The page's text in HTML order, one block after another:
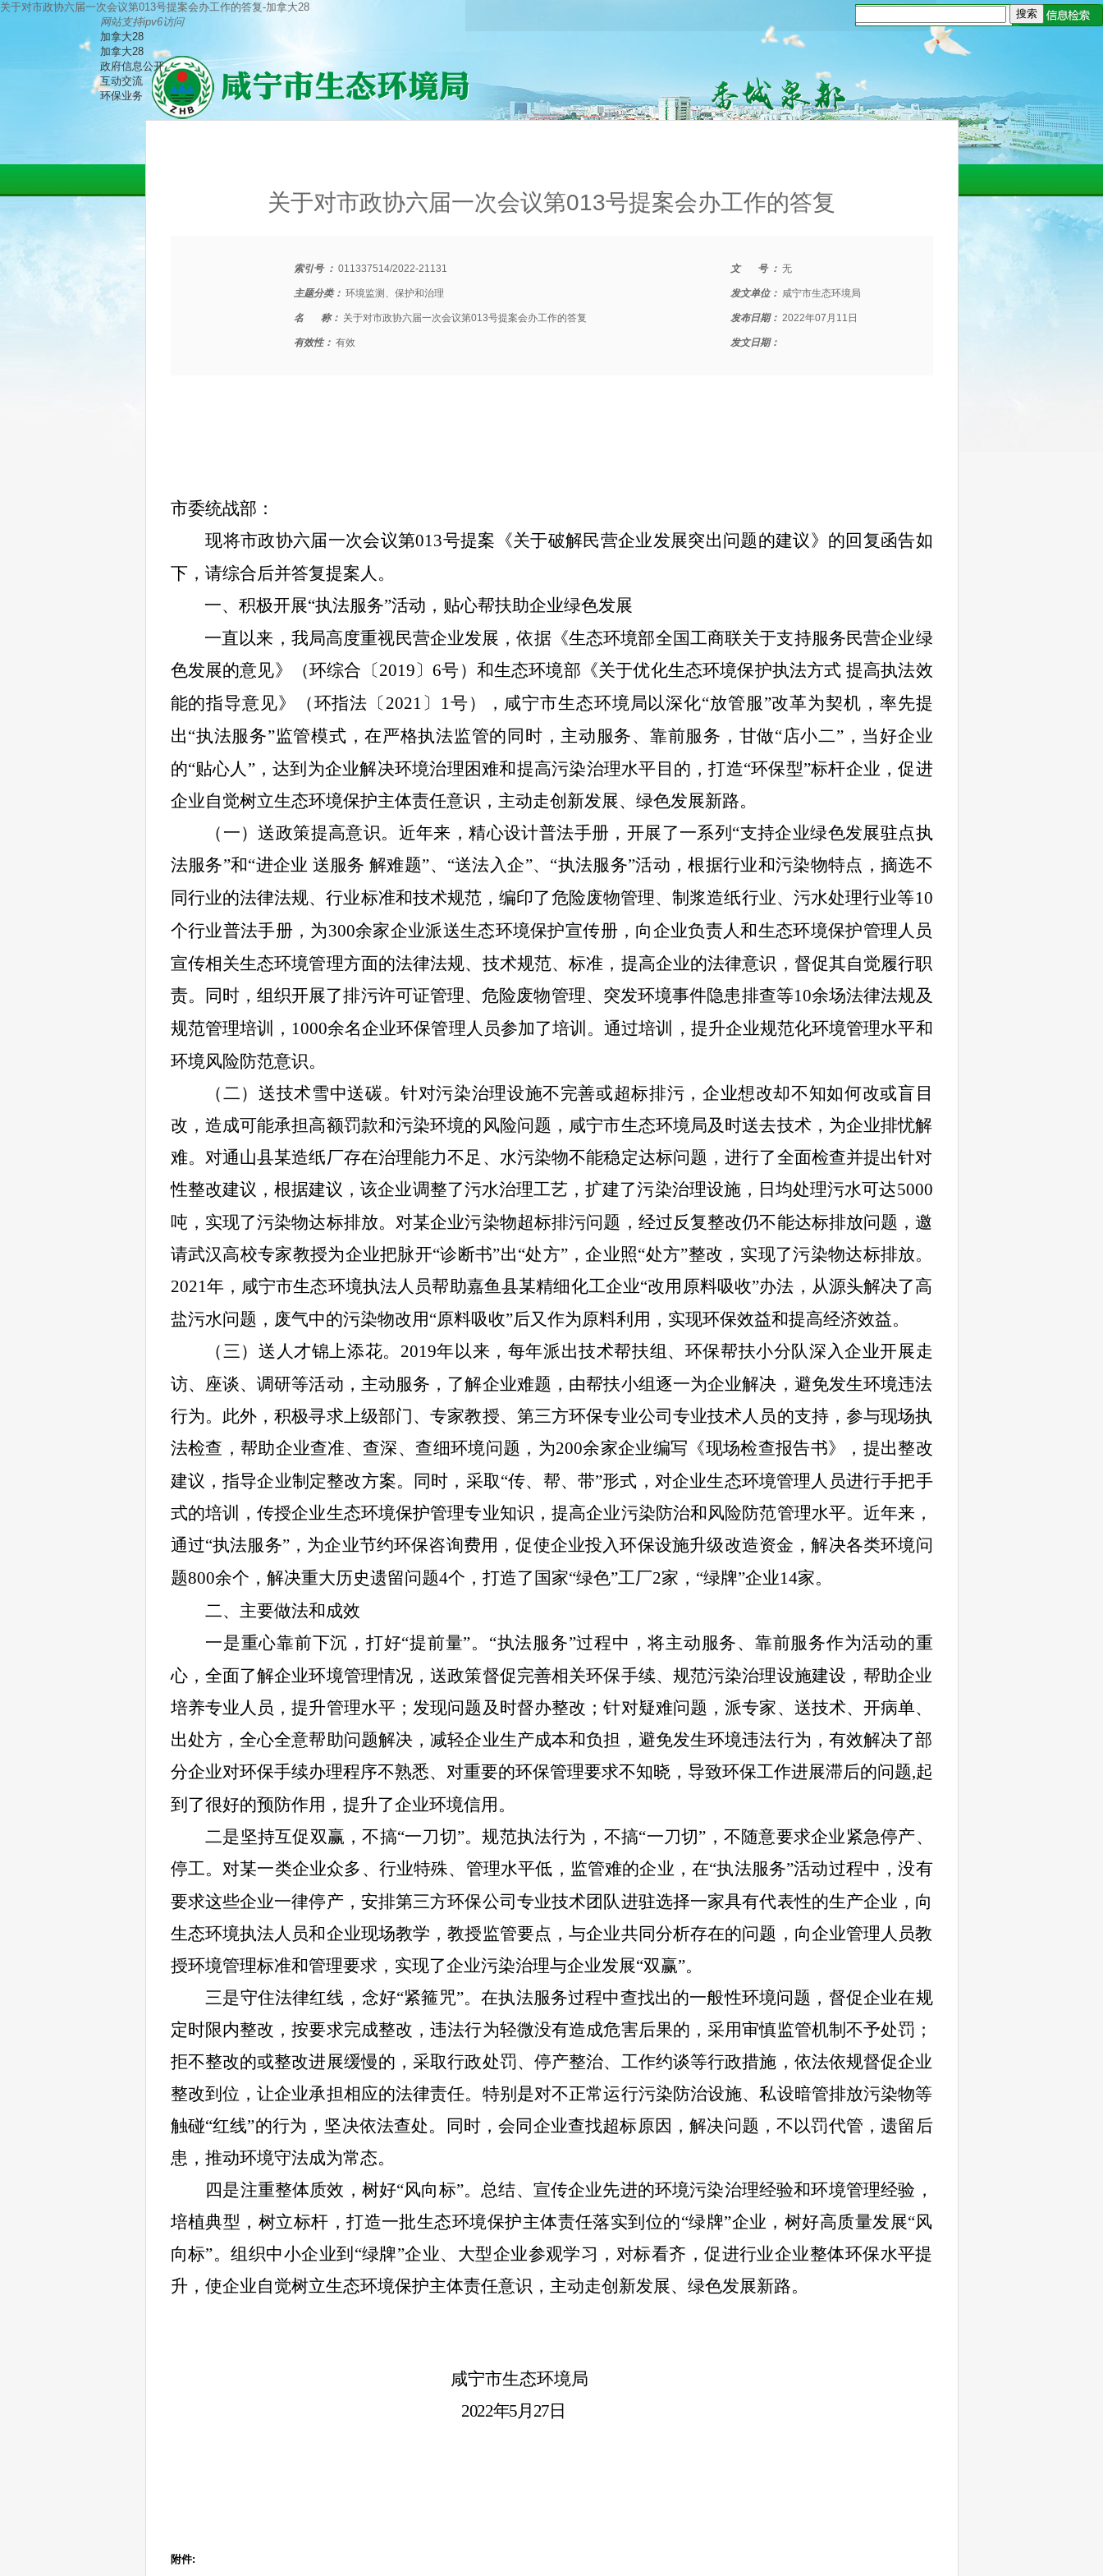
关于对市政协六届一次会议第013号提案会办工作的答复-加拿大28
网站支持ipv6访问
加拿大28
加拿大28
政府信息公开
互动交流
环保业务
关于对市政协六届一次会议第013号提案会办工作的答复
索引号 ： 011337514/2022-21131 文 号 ： 无
主题分类： 环境监测、保护和治理 发文单位： 咸宁市生态环境局
名 称： 关于对市政协六届一次会议第013号提案会办工作的答复 发布日期： 2022年07月11日
有效性： 有效 发文日期：
市委统战部 ：
现将市政协六届一次会议第013号提案《关于破解民营企业发展突出问题的建议》的回复函告如
下，请综合后并答复提案人。
一、积极开展“执法服务”活动，贴心帮扶助企业绿色发展
一直以来， 我局高度重视民营企业发展，依据《生态环境部全国工商联关于支持服务民营企业绿
色发展的意见》（环综合〔2019〕 6号） 和生态环境部《关于优化生态环境保护执法方式 提高执法效
能的指导意见》（环指法〔 2021 〕 1号） ， 咸宁市生态环境局以深化“放管服”改革为契机，率先提
出“执法服务”监管模式，在严格执法监管的同时，主动服务、靠前服务，甘做“店小二”，当好企业
的“贴心人”，达到为企业解决环境治理困难和提高污染治理水平目的 ，打造“环保型”标杆企业，促进
企业自觉树立生态环境保护主体责任意识，主动走创新发展、绿色发展新路。
（一）送政策提高意识。 近年来，精心设计普法手册，开展了一系列“支持企业绿色发展驻点执
法服务”和“进企业 送服务 解难题”、“送法入企”、“执法服务”活动，根据行业和污染物特点，摘选不
同行业的法律法规、行业标准和技术规范，编印了危险废物管理、制浆造纸行业、污水处理行业等10
个行业普法手册，为300余家企业派送生态环境保护宣传册，向企业负责人和生态环境保护管理人员
宣传相关生态环境管理方面的法律法规、技术规范、标准，提高企业的法律意识，督促其自觉履行职
责。同时，组织开展了排污许可证管理、危险废物管理、突发环境事件隐患排查等10余场法律法规及
规范管理培训， 1000余名企业环保管理人员参加了培训。通过培训，提升企业规范化环境管理水平和
环境风险防范意识。
（二）送技术雪中送碳。针对污染治理设施不完善或超标排污，企业想改却不知如何改或盲目
改，造成可能承担高额罚款和污染环境的风险问题，咸宁市生态环境局及时送去技术，为企业排忧解
难。对通山县某造纸厂存在治理能力不足、水污染物不能稳定达标问题，进行了全面检查并提出针对
性整改建议，根据建议，该企业调整了污水治理工艺，扩建了污染治理设施，日均处理污水可达5000
吨，实现了污染物达标排放。对某企业污染物超标排污问题，经过反复整改仍不能达标排放问题，邀
请武汉高校专家教授为企业把脉开“诊断书”出“处方”，企业照“处方”整改，实现了污染物达标排放。
2021年，咸宁市生态环境执法人员帮助嘉鱼县某精细化工企业“改用原料吸收”办法，从源头解决了高
盐污水问题，废气中的污染物改用“原料吸收”后又作为原料利用，实现环保效益和提高经济效益。
（三）送人才锦上添花。 2019年以来，每年派出技术帮扶组、环保帮扶小分队深入企业开展走
访、座谈、调研等活动，主动服务，了解企业难题，由帮扶小组逐一为企业解决，避免发生环境违法
行为。此外，积极寻求上级部门、专家教授、第三方环保专业公司专业技术人员的支持，参与现场执
法检查，帮助企业查准、查深、查细环境问题，为200余家企业编写《现场检查报告书》，提出整改
建议，指导企业制定整改方案。同时，采取“传、帮、带”形式，对企业生态环境管理人员进行手把手
式的培训，传授企业生态环境保护管理专业知识，提高企业污染防治和风险防范管理水平。近年来，
通过“执法服务”，为企业节约环保咨询费用，促使企业投入环保设施升级改造资金，解决各类环境问
题800余个，解决重大历史遗留问题4个，打造了国家“绿色”工厂2家，“绿牌”企业14家。
二、 主要做法和成效
一是重心靠前下沉，打好“提前量”。 “执法服务”过程中，将主动服务、靠前服务作为活动的重
心，全面了解企业环境管理情况，送政策督促完善相关环保手续、规范污染治理设施建设，帮助企业
培养专业人员，提升管理水平；发现问题及时督办整改；针对疑难问题，派专家、送技术、开病单、
出处方，全心全意帮助问题解决，减轻企业生产成本和负担，避免发生环境违法行为，有效解决了部
分企业对环保手续办理程序不熟悉、对重要的环保管理要求不知晓，导致环保工作进展滞后的问题,起
到了很好的预防作用，提升了企业环境信用。
二是坚持互促双赢，不搞“一刀切”。规范执法行为，不搞“一刀切”，不随意要求企业紧急停产、
停工。对某一类企业众多、行业特殊、管理水平低，监管难的企业，在“执法服务”活动过程中，没有
要求这些企业一律停产，安排第三方环保公司专业技术团队进驻选择一家具有代表性的生产企业，向
生态环境执法人员和企业现场教学，教授监管要点，与企业共同分析存在的问题，向企业管理人员教
授环境管理标准和管理要求，实现了企业污染治理与企业发展“双赢”。
三是守住法律红线，念好“紧箍咒”。在执法服务过程中查找出的一般性环境问题，督促企业在规
定时限内整改，按要求完成整改，违法行为轻微没有造成危害后果的，采用审慎监管机制不予处罚；
拒不整改的或整改进展缓慢的，采取行政处罚、停产整治、工作约谈等行政措施，依法依规督促企业
整改到位，让企业承担相应的法律责任。特别是对不正常运行污染防治设施、私设暗管排放污染物等
触碰“红线”的行为，坚决依法查处。同时，会同企业查找超标原因，解决问题，不以罚代管，遗留后
患，推动环境守法成为常态。
四是注重整体质效，树好“风向标”。总结、宣传企业先进的环境污染治理经验和环境管理经验，
培植典型，树立标杆，打造一批生态环境保护主体责任落实到位的“绿牌”企业，树好高质量发展“风
向标”。组织中小企业到“绿牌”企业、大型企业参观学习，对标看齐，促进行业企业整体环保水平提
升，使企业自觉树立生态环境保护主体责任意识，主动走创新发展、绿色发展新路。
咸宁市生态环境局
2022年5月 27日
附件: